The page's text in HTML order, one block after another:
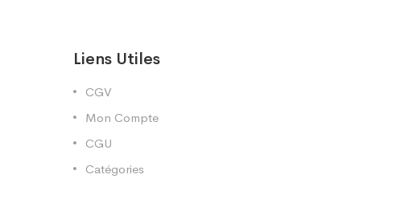
Liens Utiles
CGV
Mon Compte
CGU
Catégories